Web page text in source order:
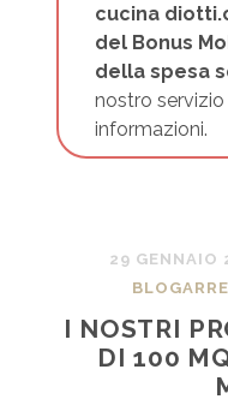
cucina
del Bonus
della spesa
nostro
informazioni.
29 GENNAIO
I NOSTRI
DI 100